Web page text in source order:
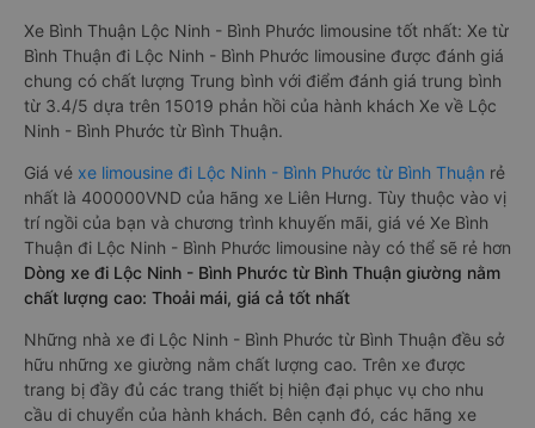
Xe Bình Thuận Lộc Ninh - Bình Phước limousine tốt nhất: Xe từ
Bình Thuận đi Lộc Ninh - Bình Phước limousine được đánh giá
chung có chất lượng Trung bình với điểm đánh giá trung bình
từ 3.4/5 dựa trên 15019 phản hồi của hành khách Xe về Lộc
Ninh - Bình Phước từ Bình Thuận.
Giá vé xe limousine đi Lộc Ninh - Bình Phước từ Bình Thuận rẻ
nhất là 400000VND của hãng xe Liên Hưng. Tùy thuộc vào vị
trí ngồi của bạn và chương trình khuyến mãi, giá vé Xe Bình
Thuận đi Lộc Ninh - Bình Phước limousine này có thể sẽ rẻ hơn
Dòng xe đi Lộc Ninh - Bình Phước từ Bình Thuận giường nằm
chất lượng cao: Thoải mái, giá cả tốt nhất
Những nhà xe đi Lộc Ninh - Bình Phước từ Bình Thuận đều sở
hữu những xe giường nằm chất lượng cao. Trên xe được
trang bị đầy đủ các trang thiết bị hiện đại phục vụ cho nhu
cầu di chuyển của hành khách. Bên cạnh đó, các hãng xe